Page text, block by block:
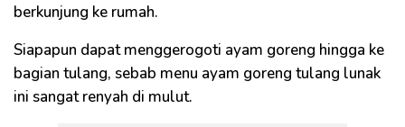
berkunjung ke rumah.
Siapapun dapat menggerogoti ayam goreng hingga ke
bagian tulang, sebab menu ayam goreng tulang lunak
ini sangat renyah di mulut.